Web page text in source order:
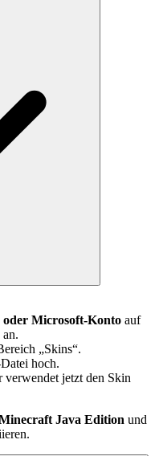
Microsoft-Konto auf
„Skins“.
hoch.
verwendet jetzt den Skin
Java Edition und